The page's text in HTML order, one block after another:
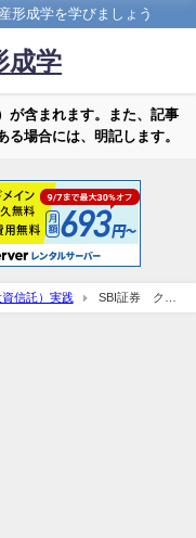
形成学を学びましょう
成学
が含まれます。また、記事
場合には、明記します。
信託）実践
SBI証券 クレ